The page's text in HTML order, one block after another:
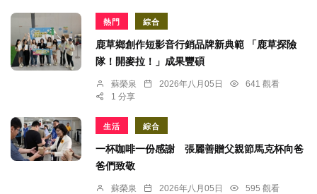
熱門 綜合
鹿草鄉創作短影音行銷品牌新典範 「鹿草探險
隊！開麥拉！」成果豐碩
蘇榮泉 2026年八月05日
641 觀看
1 分享
生活 綜合
一杯咖啡一份感謝 張麗善贈父親節馬克杯向爸
爸們致敬
蘇榮泉 2026年八月05日
595 觀看